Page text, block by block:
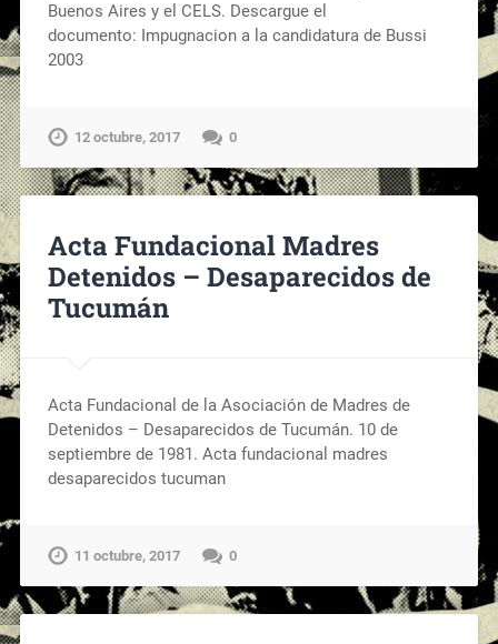
Buenos Aires y el CELS. Descargue el
documento: Impugnacion a la candidatura de Bussi
2003
12 octubre, 2017 0
Acta Fundacional Madres
Detenidos – Desaparecidos de
Tucumán
Acta Fundacional de la Asociación de Madres de
Detenidos – Desaparecidos de Tucumán. 10 de
septiembre de 1981. Acta fundacional madres
desaparecidos tucuman
11 octubre, 2017 0